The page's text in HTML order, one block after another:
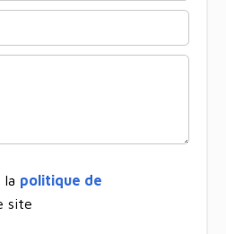
la politique de
site